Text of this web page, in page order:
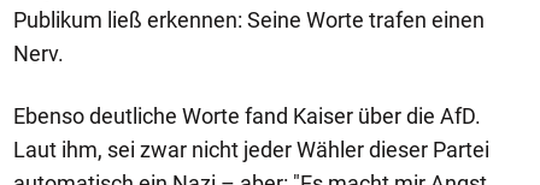
Publikum ließ erkennen: Seine Worte trafen einen
Nerv.
Ebenso deutliche Worte fand Kaiser über die AfD.
Laut ihm, sei zwar nicht jeder Wähler dieser Partei